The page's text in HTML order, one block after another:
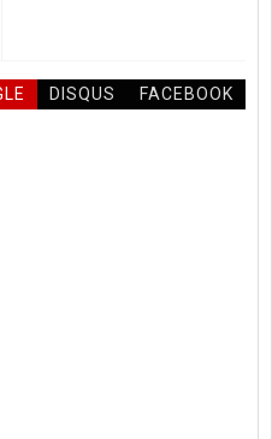
DISQUS FACEBOOK